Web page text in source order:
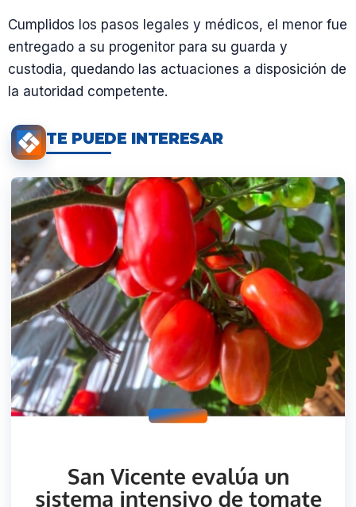
Cumplidos los pasos legales y médicos, el menor fue
entregado a su progenitor para su guarda y
custodia, quedando las actuaciones a disposición de
la autoridad competente.
TE PUEDE INTERESAR